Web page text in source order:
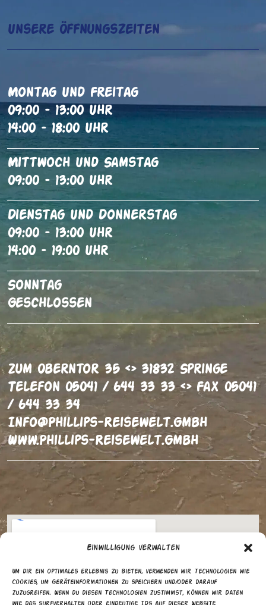
Einwilligung verwalten
Um dir ein optimales Erlebnis zu bieten, verwenden wir Technologien wie
Cookies, um Geräteinformationen zu speichern und/oder darauf
zuzugreifen. Wenn du diesen Technologien zustimmst, können wir Daten
wie das Surfverhalten oder eindeutige IDs auf dieser Website
Unsere Öffnungszeiten
Montag Und Freitag
09:00 – 13:00 Uhr
14:00 – 18:00 Uhr
Mittwoch Und Samstag
09:00 – 13:00 Uhr
Dienstag Und Donnerstag
09:00 – 13:00 Uhr
14:00 – 19:00 Uhr
Sonntag
Geschlossen
Zum Oberntor 35 <> 31832 Springe
Telefon 05041 / 644 33 33 <> Fax 05041
/ 644 33 34
Info@phillips-Reisewelt.gmbh
Www.phillips-Reisewelt.gmbh